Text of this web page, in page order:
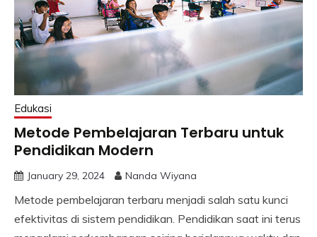
Edukasi
Metode Pembelajaran Terbaru untuk
Pendidikan Modern
January 29, 2024 Nanda Wiyana
Metode pembelajaran terbaru menjadi salah satu kunci
efektivitas di sistem pendidikan. Pendidikan saat ini terus